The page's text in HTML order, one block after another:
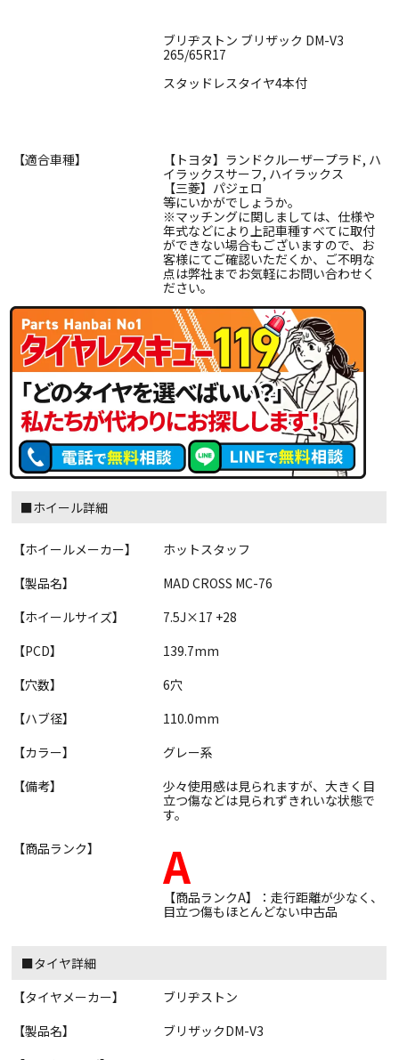
ブリヂストン ブリザック DM-V3
265/65R17
スタッドレスタイヤ4本付
【適合車種】
【トヨタ】ランドクルーザープラド, ハ
イラックスサーフ, ハイラックス
【三菱】パジェロ
等にいかがでしょうか。
※マッチングに関しましては、仕様や
年式などにより上記車種すべてに取付
ができない場合もございますので、お
客様にてご確認いただくか、ご不明な
点は弊社までお気軽にお問い合わせく
ださい。
■ホイール詳細
【ホイールメーカー】
ホットスタッフ
【製品名】
MAD CROSS MC-76
【ホイールサイズ】
7.5J×17 +28
【PCD】
139.7mm
【穴数】
6穴
【ハブ径】
110.0mm
【カラー】
グレー系
【備考】
少々使用感は見られますが、大きく目
立つ傷などは見られずきれいな状態で
す。
【商品ランク】
A
【商品ランクA】：走行距離が少なく、
目立つ傷もほとんどない中古品
■タイヤ詳細
【タイヤメーカー】
ブリヂストン
【製品名】
ブリザックDM-V3